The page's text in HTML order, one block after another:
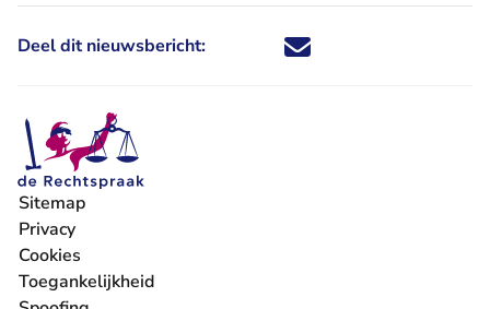
Deel dit nieuwsbericht: Deel dit nieuwsbericht via X -
Deel dit nieuwsbericht via
Deel dit nieuwsbericht
Deel dit
Sitemap
Privacy
Cookies
Toegankelijkheid